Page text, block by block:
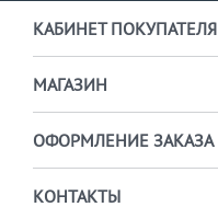
КАБИНЕТ ПОКУПАТЕЛЯ
МАГАЗИН
ОФОРМЛЕНИЕ ЗАКАЗА
КОНТАКТЫ